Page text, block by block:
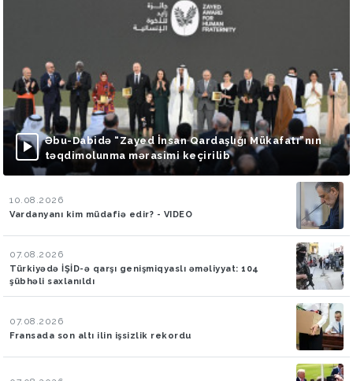
Əbu-Dabidə “Zayed İnsan Qardaşlığı Mükafatı”nın
təqdimolunma mərasimi keçirilib
10.08.2026
Vardanyanı kim müdafiə edir? - VIDEO
07.08.2026
Türkiyədə İŞİD-ə qarşı genişmiqyaslı əməliyyat: 104
şübhəli saxlanıldı
07.08.2026
Fransada son altı ilin işsizlik rekordu